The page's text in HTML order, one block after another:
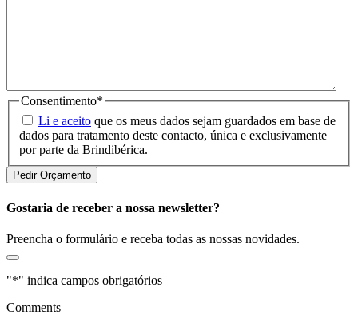
Consentimento*
Li e aceito que os meus dados sejam guardados em base de
dados para tratamento deste contacto, única e exclusivamente
por parte da Brindibérica.
Gostaria de receber a nossa newsletter?
Preencha o formulário e receba todas as nossas novidades.
"*" indica campos obrigatórios
Comments